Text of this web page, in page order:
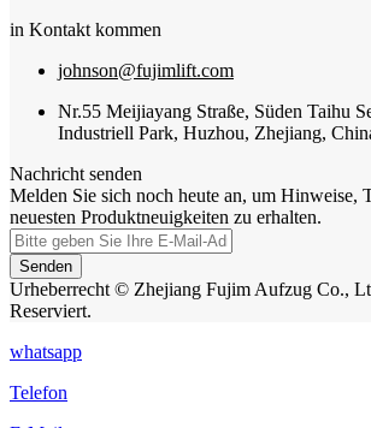
in Kontakt kommen
johnson@fujimlift.com
Nr.55 Meijiayang Straße, Süden Taihu
Industriell Park, Huzhou, Zhejiang,
Nachricht senden
Melden Sie sich noch heute an, um Hinweise,
neuesten Produktneuigkeiten zu erhalten.
Senden
Urheberrecht © Zhejiang Fujim Aufzug Co.,
Reserviert.
whatsapp
Telefon